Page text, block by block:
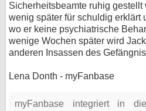
Sicherheitsbeamte ruhig gestellt
wenig später für schuldig erklärt
wo er keine psychiatrische
wenige Wochen später wird
anderen Insassen des
Lena Donth - myFanbase
myFanbase integriert in